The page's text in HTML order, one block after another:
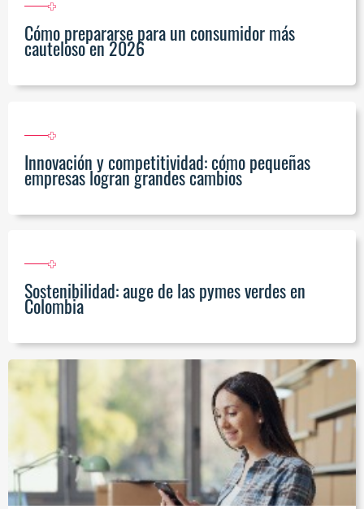
Cómo prepararse para un consumidor más
cauteloso en 2026
Innovación y competitividad: cómo pequeñas
empresas logran grandes cambios
Sostenibilidad: auge de las pymes verdes en
Colombia